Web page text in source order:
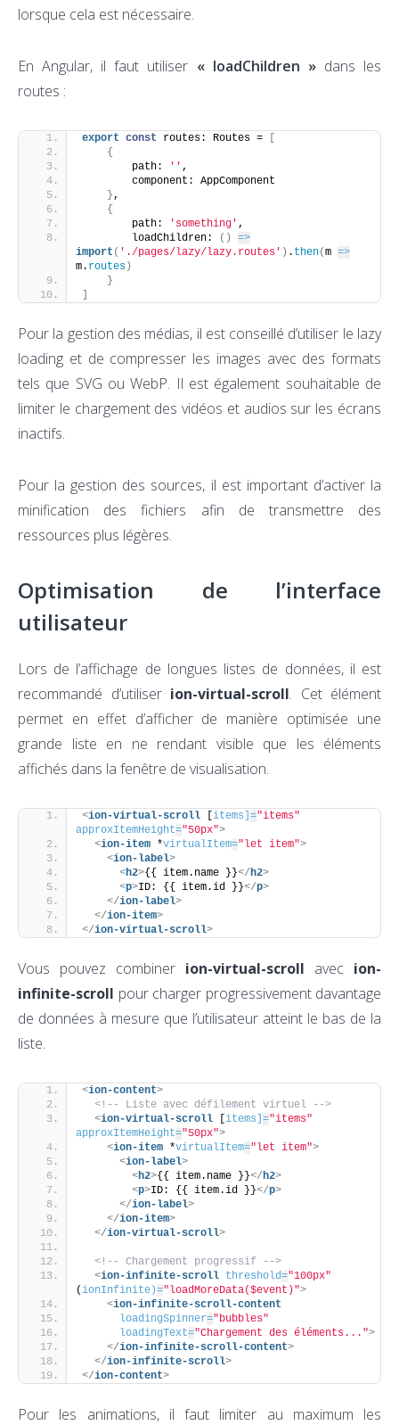
lorsque cela est nécessaire.
En Angular, il faut utiliser « loadChildren »dans les
routes :
export const routes: Routes =
{
        path:
'' ,
        component: AppComponent
},
{
        path:
'something' ,
        loadChildren:
( )
=>
import ( './pages/lazy/lazy.routes' ) . then(m =>
m. routes )
}
Pour la gestion des médias, il est conseillé d’utiliser le lazy
loading et de compresser les images avec des formats
tels que SVG ou WebP. Il est également souhaitable de
limiter le chargement des vidéos et audios sur les écrans
inactifs.
Pour la gestion des sources, il est important d’activer la
minification des fichiers afin de transmettre des
ressources plus légères.
Optimisation de l’interface
utilisateur
Lors de l’affichage de longues listes de données, il est
recommandé d’utiliser ion-virtual-scroll. Cet élément
permet en effet d’afficher de manière optimisée une
grande liste en ne rendant visible que les éléments
affichés dans la fenêtre de visualisation.
<ion-virtual-scroll items] ="items"
approxItemHeight="50px">
<ion-item *virtualItem="let item">
<ion-label>
<h2>{{ item.name }}</h2>
<p>ID: {{ item.id }}</p>
</ion-label>
</ion-item>
</ion-virtual-scroll>
Vous pouvez combiner ion-virtual-scroll avec ion-
infinite-scroll pour charger progressivement davantage
de données à mesure que l’utilisateur atteint le bas de la
liste.
<ion-content>
<!-- Liste avec défilement virtuel -->
<ion-virtual-scroll items] ="items"
approxItemHeight="50px">
<ion-item *virtualItem="let item">
<ion-label>
<h2>{{ item.name }}</h2>
<p>ID: {{ item.id }}</p>
</ion-label>
</ion-item>
</ion-virtual-scroll>
<!-- Chargement progressif -->
<ion-infinite-scroll threshold="100px"
( ionInfinite)="loadMoreData($event)">
<ion-infinite-scroll-content
loadingSpinner="bubbles"
loadingText="Chargement des éléments...">
</ion-infinite-scroll-content>
</ion-infinite-scroll>
</ion-content>
Pour les animations, il faut limiter au maximum les